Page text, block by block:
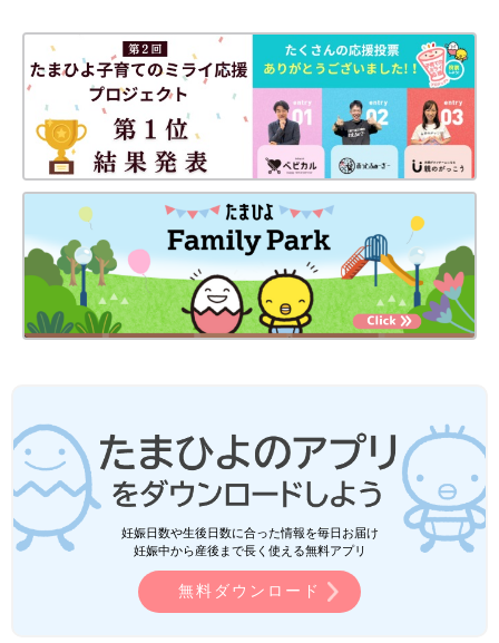
妊娠日数や生後日数に合った情報を毎日お届け
妊娠中から産後まで長く使える無料アプリ
無料ダウンロード